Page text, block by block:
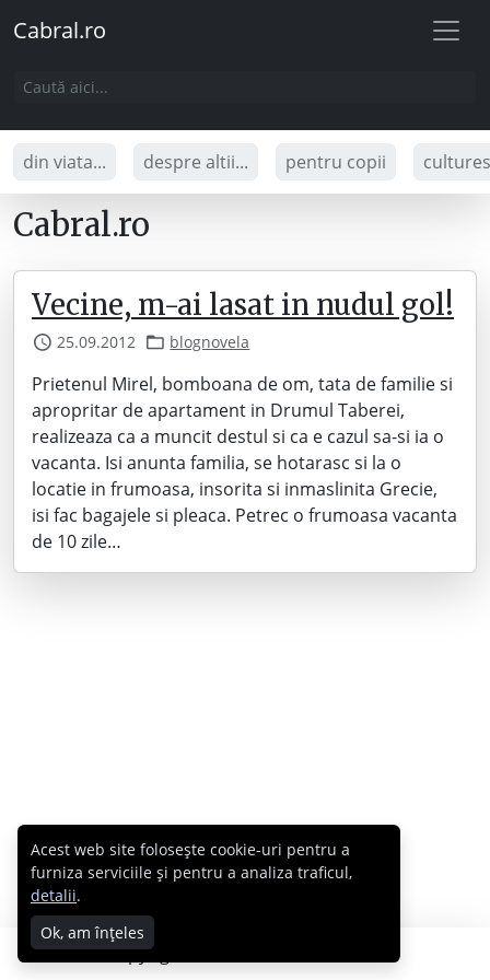
Cabral.ro
din viata... despre altii... pentru copii
Cabral.ro
Vecine, m-ai lasat in nudul gol!
25.09.2012 blognovela
Prietenul Mirel, bomboana de om, tata de familie si
apropritar de apartament in Drumul Taberei,
realizeaza ca a muncit destul si ca e cazul sa-si ia o
vacanta. Isi anunta familia, se hotarasc si la o
locatie in frumoasa, insorita si inmaslinita Grecie,
isi fac bagajele si pleaca. Petrec o frumoasa vacanta
de 10 zile…
Copyright © 2007 - 2026 Cabral.ro
Acest web site folosește cookie-uri pentru a
furniza serviciile și pentru a analiza traficul,
detalii.
Ok, am înțeles